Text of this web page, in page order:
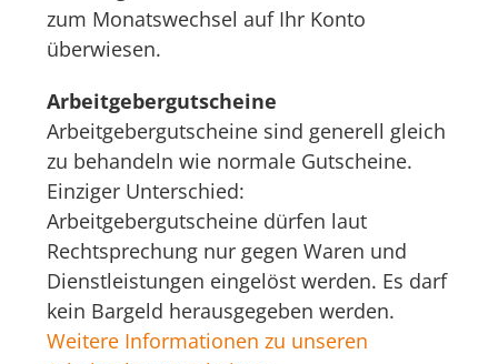
zum Monatswechsel auf Ihr Konto
überwiesen.
Arbeitgebergutscheine
Arbeitgebergutscheine sind generell gleich
zu behandeln wie normale Gutscheine.
Einziger Unterschied:
Arbeitgebergutscheine dürfen laut
Rechtsprechung nur gegen Waren und
Dienstleistungen eingelöst werden. Es darf
kein Bargeld herausgegeben werden.
Weitere Informationen zu unseren